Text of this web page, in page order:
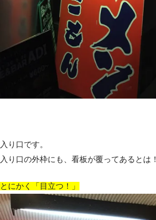
入り口です。
入り口の外枠にも、看板が覆ってあるとは！
とにかく「目立つ！」